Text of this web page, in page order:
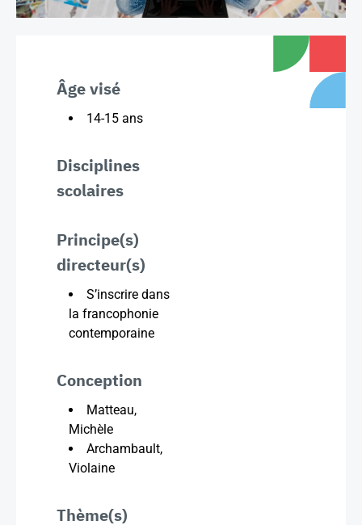
Âge visé
14-15 ans
Disciplines
scolaires
Principe(s)
directeur(s)
S’inscrire dans
la francophonie
contemporaine
Conception
Matteau,
Michèle
Archambault,
Violaine
Thème(s)